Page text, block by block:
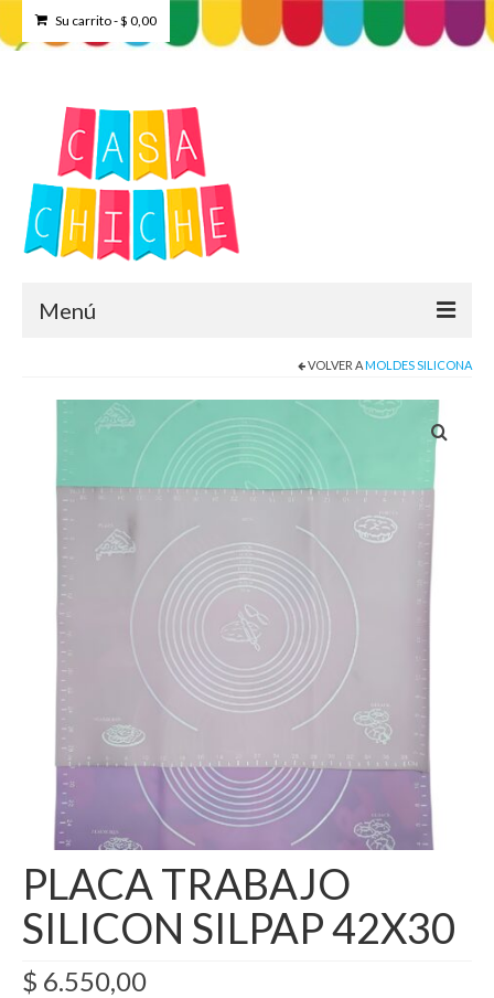
Su carrito-$ 0,00
Menú
Tienda
Como Registrarse
Finalizar compra
VOLVER AMOLDES SILICONA
PLACA TRABAJO
SILICON SILPAP 42X30
$ 6.550,00